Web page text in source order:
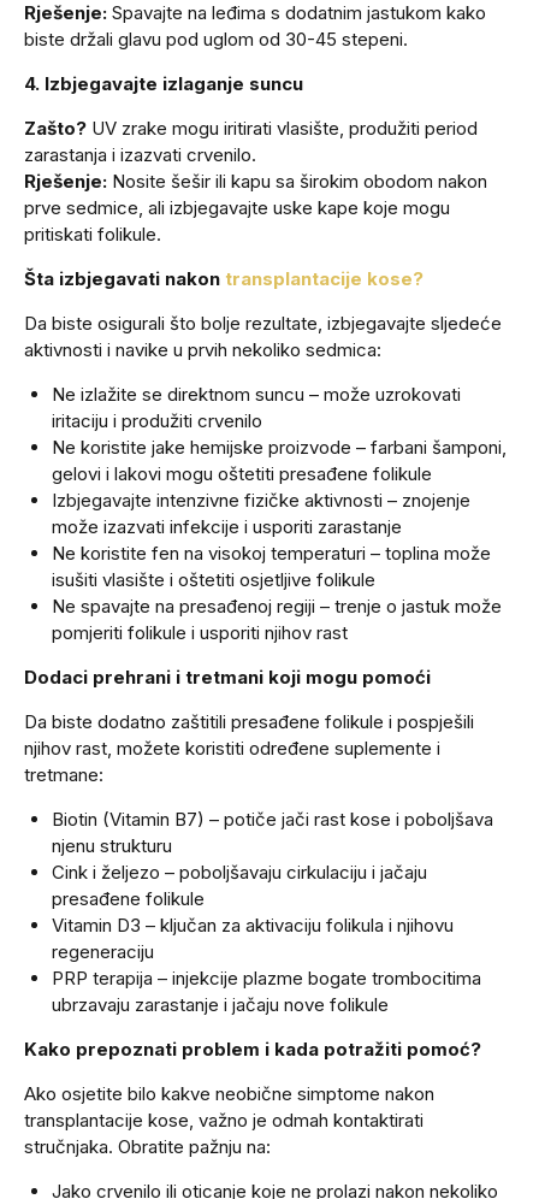
Rješenje: Spavajte na leđima s dodatnim jastukom kako
biste držali glavu pod uglom od 30-45 stepeni.
4. Izbjegavajte izlaganje suncu
Zašto? UV zrake mogu iritirati vlasište, produžiti period
zarastanja i izazvati crvenilo.
Rješenje: Nosite šešir ili kapu sa širokim obodom nakon
prve sedmice, ali izbjegavajte uske kape koje mogu
pritiskati folikule.
Šta izbjegavati nakon transplantacije kose?
Da biste osigurali što bolje rezultate, izbjegavajte sljedeće
aktivnosti i navike u prvih nekoliko sedmica:
Ne izlažite se direktnom suncu – može uzrokovati
iritaciju i produžiti crvenilo
Ne koristite jake hemijske proizvode – farbani šamponi,
gelovi i lakovi mogu oštetiti presađene folikule
Izbjegavajte intenzivne fizičke aktivnosti – znojenje
može izazvati infekcije i usporiti zarastanje
Ne koristite fen na visokoj temperaturi – toplina može
isušiti vlasište i oštetiti osjetljive folikule
Ne spavajte na presađenoj regiji – trenje o jastuk može
pomjeriti folikule i usporiti njihov rast
Dodaci prehrani i tretmani koji mogu pomoći
Da biste dodatno zaštitili presađene folikule i pospješili
njihov rast, možete koristiti određene suplemente i
tretmane:
Biotin (Vitamin B7) – potiče jači rast kose i poboljšava
njenu strukturu
Cink i željezo – poboljšavaju cirkulaciju i jačaju
presađene folikule
Vitamin D3 – ključan za aktivaciju folikula i njihovu
regeneraciju
PRP terapija – injekcije plazme bogate trombocitima
ubrzavaju zarastanje i jačaju nove folikule
Kako prepoznati problem i kada potražiti pomoć?
Ako osjetite bilo kakve neobične simptome nakon
transplantacije kose, važno je odmah kontaktirati
stručnjaka. Obratite pažnju na:
Jako crvenilo ili oticanje koje ne prolazi nakon nekoliko